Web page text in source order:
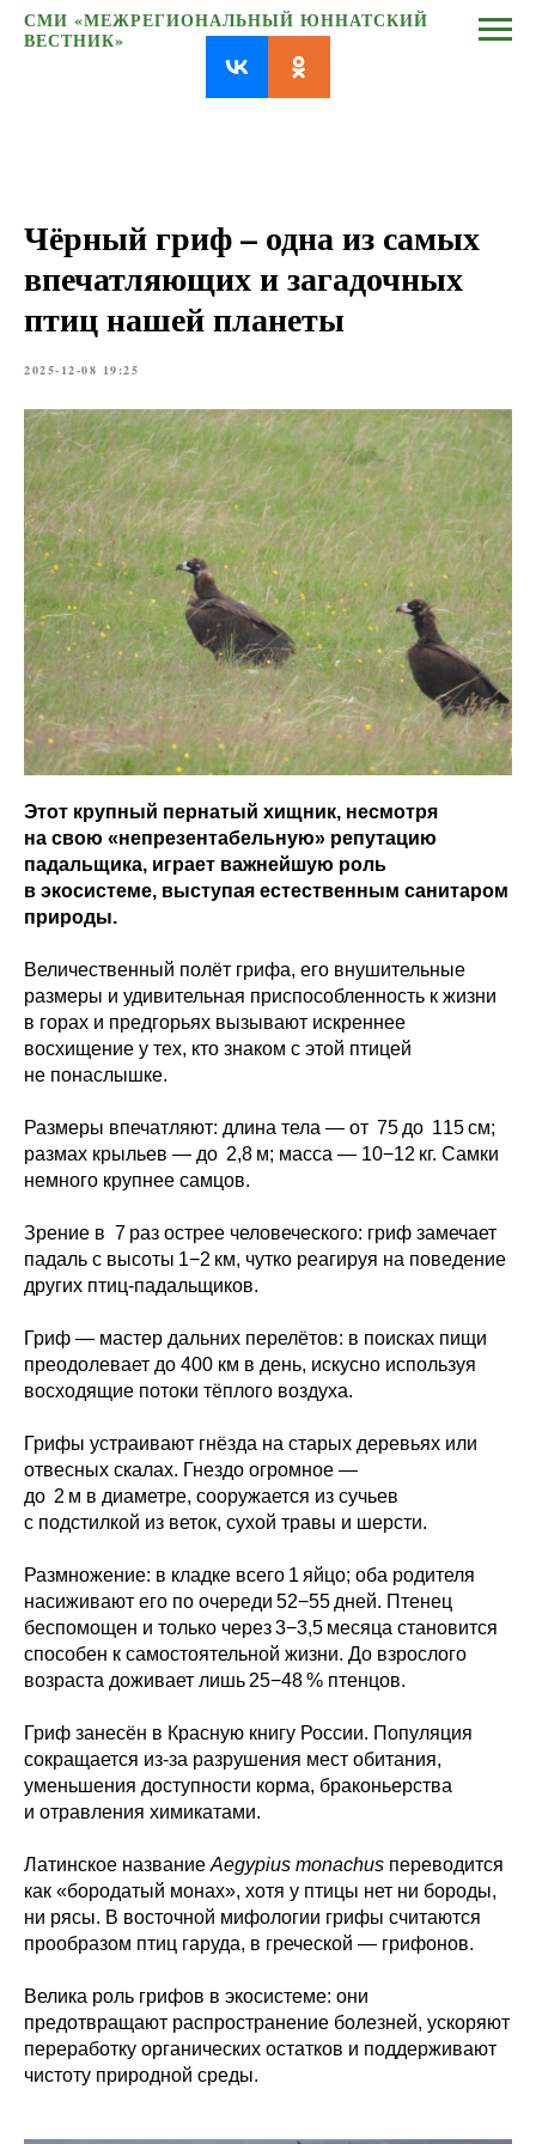
СМИ «МЕЖРЕГИОНАЛЬНЫЙ ЮННАТСКИЙ
ВЕСТНИК»
Чёрный гриф – одна из самых
впечатляющих и загадочных
птиц нашей планеты
2025-12-08 19:25
Этот крупный пернатый хищник, несмотря
на свою «непрезентабельную» репутацию
падальщика, играет важнейшую роль
в экосистеме, выступая естественным санитаром
природы.
Величественный полёт грифа, его внушительные
размеры и удивительная приспособленность к жизни
в горах и предгорьях вызывают искреннее
восхищение у тех, кто знаком с этой птицей
не понаслышке.
Размеры впечатляют: длина тела — от 75 до 115 см;
размах крыльев — до 2,8 м; масса — 10−12 кг. Самки
немного крупнее самцов.
Зрение в 7 раз острее человеческого: гриф замечает
падаль с высоты 1−2 км, чутко реагируя на поведение
других птиц‑падальщиков.
Гриф — мастер дальних перелётов: в поисках пищи
преодолевает до 400 км в день, искусно используя
восходящие потоки тёплого воздуха.
Грифы устраивают гнёзда на старых деревьях или
отвесных скалах. Гнездо огромное —
до 2 м в диаметре, сооружается из сучьев
с подстилкой из веток, сухой травы и шерсти.
Размножение: в кладке всего 1 яйцо; оба родителя
насиживают его по очереди 52−55 дней. Птенец
беспомощен и только через 3−3,5 месяца становится
способен к самостоятельной жизни. До взрослого
возраста доживает лишь 25−48 % птенцов.
Гриф занесён в Красную книгу России. Популяция
сокращается из‑за разрушения мест обитания,
уменьшения доступности корма, браконьерства
и отравления химикатами.
Латинское название Aegypius monachus переводится
как «бородатый монах», хотя у птицы нет ни бороды,
ни рясы. В восточной мифологии грифы считаются
прообразом птиц гаруда, в греческой — грифонов.
Велика роль грифов в экосистеме: они
предотвращают распространение болезней, ускоряют
переработку органических остатков и поддерживают
чистоту природной среды.